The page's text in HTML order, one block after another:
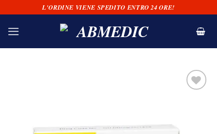
contenuti
L'ORDINE VIENE SPEDITO ENTRO 24 ORE!